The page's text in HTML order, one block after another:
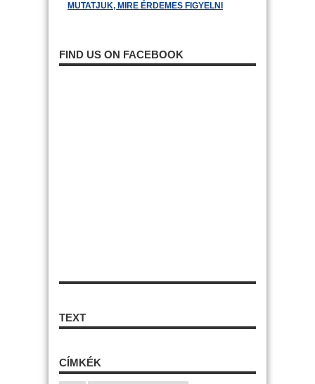
MUTATJUK, MIRE ÉRDEMES FIGYELNI
FIND US ON FACEBOOK
TEXT
CÍMKÉK